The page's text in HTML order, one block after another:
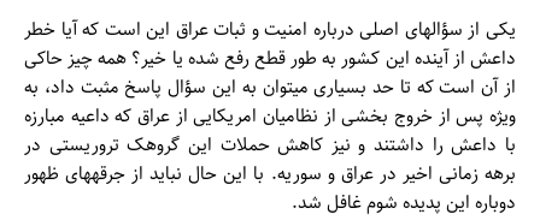
یکی از سؤال­های اصلی درباره امنیت و ثبات عراق این است که آیا خطر
داعش از آینده این کشور به طور قطع رفع شده یا خیر؟ همه چیز حاکی
از آن است که تا حد بسیاری می­توان به این سؤال پاسخ مثبت داد، به
ویژه پس از خروج بخشی از نظامیان امریکایی از عراق که داعیه مبارزه
با داعش را داشتند و نیز کاهش حملات این گروهک تروریستی در
برهه زمانی اخیر در عراق و سوریه. با این حال نباید از جرقه­های ظهور
دوباره این پدیده شوم غافل شد.